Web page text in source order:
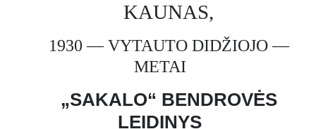
KAUNAS,
1930 — VYTAUTO DIDŽIOJO —
METAI
„SAKALO“ BENDROVĖS
LEIDINYS